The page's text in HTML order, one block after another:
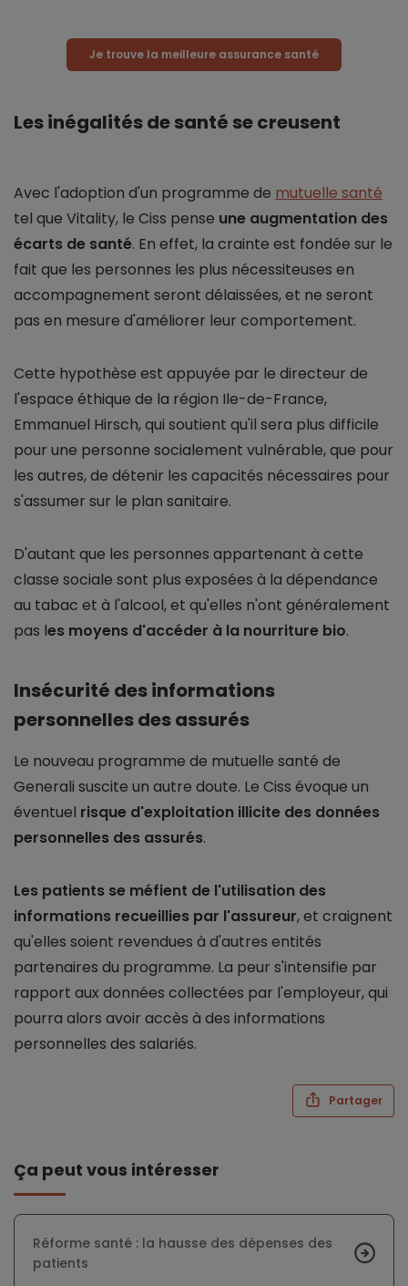
Je trouve la meilleure assurance santé
Les inégalités de santé se creusent
Avec l'adoption d'un programme de mutuelle santé
tel que Vitality, le Ciss pense une augmentation des
écarts de santé. En effet, la crainte est fondée sur le
fait que les personnes les plus nécessiteuses en
accompagnement seront délaissées, et ne seront
pas en mesure d'améliorer leur comportement.
Cette hypothèse est appuyée par le directeur de
l'espace éthique de la région Ile-de-France,
Emmanuel Hirsch, qui soutient qu'il sera plus difficile
pour une personne socialement vulnérable, que pour
les autres, de détenir les capacités nécessaires pour
s'assumer sur le plan sanitaire.
D'autant que les personnes appartenant à cette
classe sociale sont plus exposées à la dépendance
au tabac et à l'alcool, et qu'elles n'ont généralement
pas les moyens d'accéder à la nourriture bio.
Insécurité des informations
personnelles des assurés
Le nouveau programme de mutuelle santé de
Generali suscite un autre doute. Le Ciss évoque un
éventuel risque d'exploitation illicite des données
personnelles des assurés.
Les patients se méfient de l'utilisation des
informations recueillies par l'assureur, et craignent
qu'elles soient revendues à d'autres entités
partenaires du programme. La peur s'intensifie par
rapport aux données collectées par l'employeur, qui
pourra alors avoir accès à des informations
personnelles des salariés.
Partager
Ça peut vous intéresser
Réforme santé : la hausse des dépenses des
patients